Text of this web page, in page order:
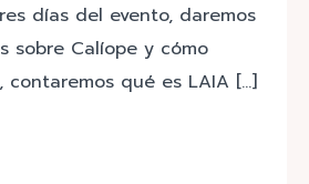
días del evento, daremos
sobre Calíope y cómo
contaremos qué es LAIA […]